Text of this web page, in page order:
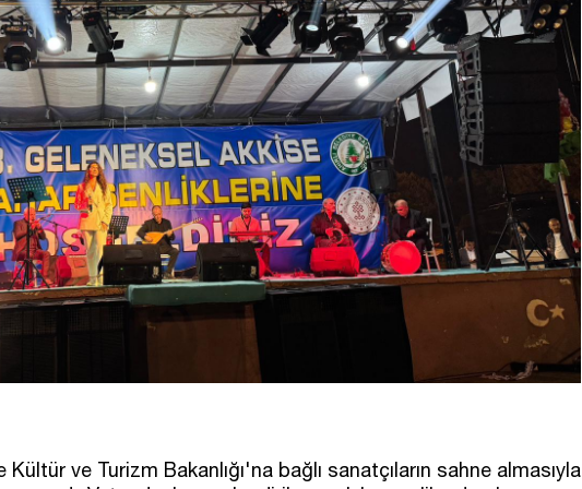
ve Turizm Bakanlığı'na bağlı sanatçıların sahne almasıyla